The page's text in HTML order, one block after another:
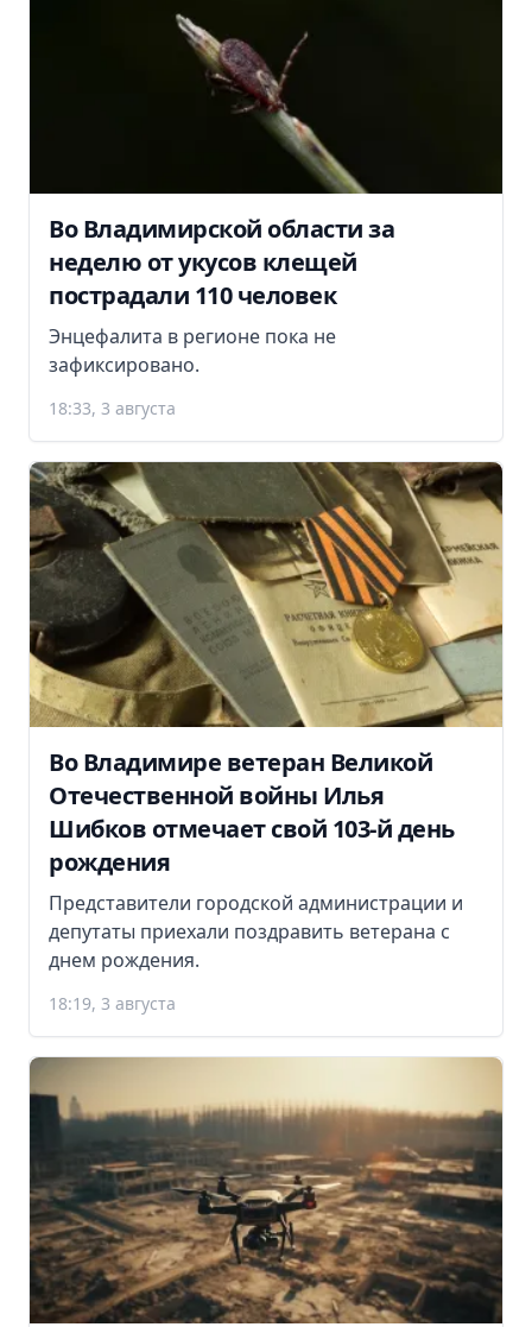
Во Владимирской области за
неделю от укусов клещей
пострадали 110 человек
Энцефалита в регионе пока не
зафиксировано.
18:33, 3 августа
Во Владимире ветеран Великой
Отечественной войны Илья
Шибков отмечает свой 103-й день
рождения
Представители городской администрации и
депутаты приехали поздравить ветерана с
днем рождения.
18:19, 3 августа